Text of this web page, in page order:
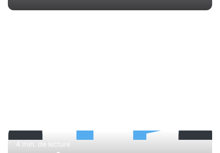
4 min. de lecture